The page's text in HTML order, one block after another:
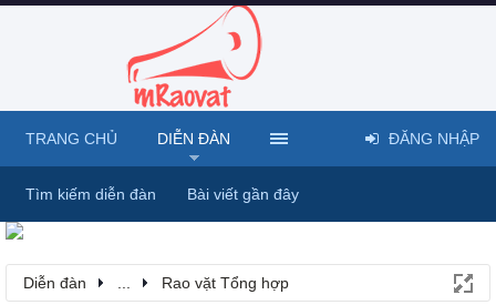
Diễn đàn Rao vặt Tổng hợp
TRANG CHỦ DIỄN ĐÀN
Tìm kiếm diễn đàn Bài viết gần đây
ĐĂNG NHẬP